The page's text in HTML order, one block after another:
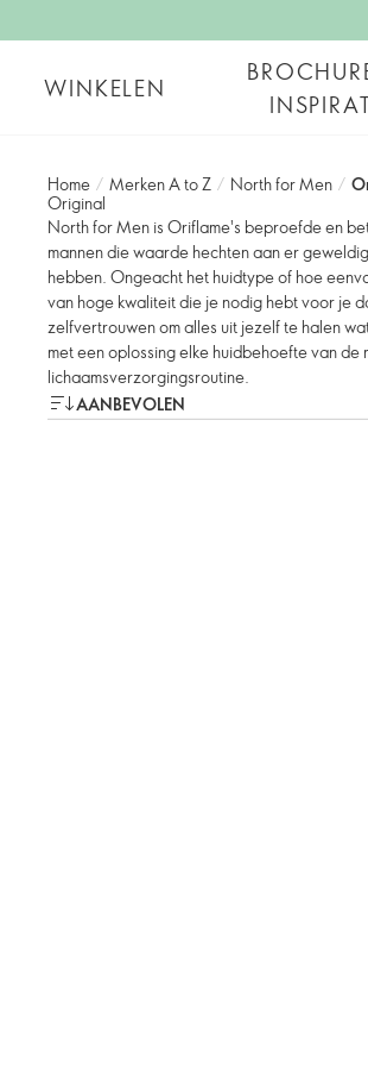
WINKELEN
Home / Merken A to Z / North for Men /
Original
North for Men is Oriflame's beproefde en
mannen die waarde hechten aan er
hebben. Ongeacht het huidtype of hoe
van hoge kwaliteit die je nodig hebt voor je
zelfvertrouwen om alles uit jezelf te halen
met een oplossing elke huidbehoefte van
lichaamsverzorgingsroutine.
AANBEVOLEN